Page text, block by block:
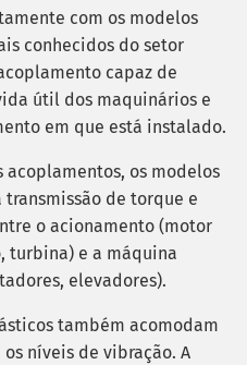
com os modelos
conhecidos do setor
capaz de
útil dos maquinários e
em que está instalado.
acoplamentos, os modelos
de torque e
o acionamento (motor
turbina) e a máquina
elevadores).
também acomodam
níveis de vibração. A